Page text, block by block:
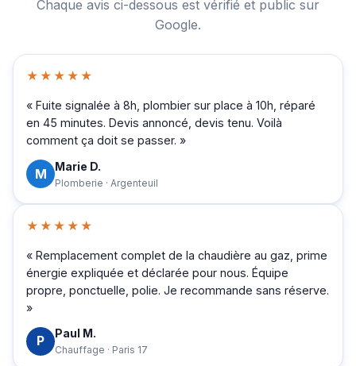
Chaque avis ci-dessous est vérifié et public sur
Google.
★★★★★
« Fuite signalée à 8h, plombier sur place à 10h, réparé
en 45 minutes. Devis annoncé, devis tenu. Voilà
comment ça doit se passer. »
M Marie D.
Plomberie · Argenteuil
★★★★★
« Remplacement complet de la chaudière au gaz, prime
énergie expliquée et déclarée pour nous. Équipe
propre, ponctuelle, polie. Je recommande sans réserve.
»
P Paul M.
Chauffage · Paris 17